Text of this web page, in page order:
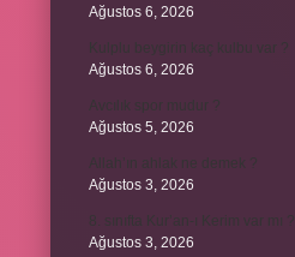
Ağustos 6, 2026
Kulplu beygirin kaç kulbu var ?
Ağustos 6, 2026
Avcılık spor mudur ?
Ağustos 5, 2026
Allah’ın ahlak ne demek ?
Ağustos 3, 2026
8. sınıfta Kur’an-ı Kerim var mı ?
Ağustos 3, 2026